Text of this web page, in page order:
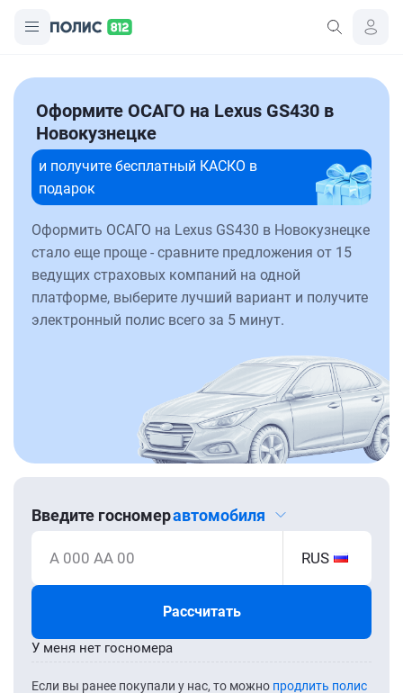
Оформите ОСАГО на Lexus GS430 в
Новокузнецке
и получите бесплатный КАСКО в
подарок
Оформить ОСАГО на Lexus GS430 в Новокузнецке
стало еще проще - сравните предложения от 15
ведущих страховых компаний на одной
платформе, выберите лучший вариант и получите
электронный полис всего за 5 минут.
Введите госномеравтомобиля
А 000 АА 00 RUS
Рассчитать
Если вы ранее покупали у нас, то можно продлить полис
У меня нет госномера